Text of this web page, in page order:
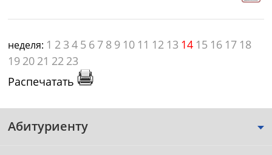
неделя: 1 2 3 4 5 6 7 8 9 10 11 12 13 14 15 16 17 18
19 20 21 22 23
Распечатать
Абитуриенту